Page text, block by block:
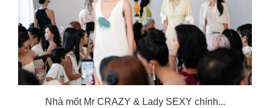
Nhà mốt Mr CRAZY & Lady SEXY chính...